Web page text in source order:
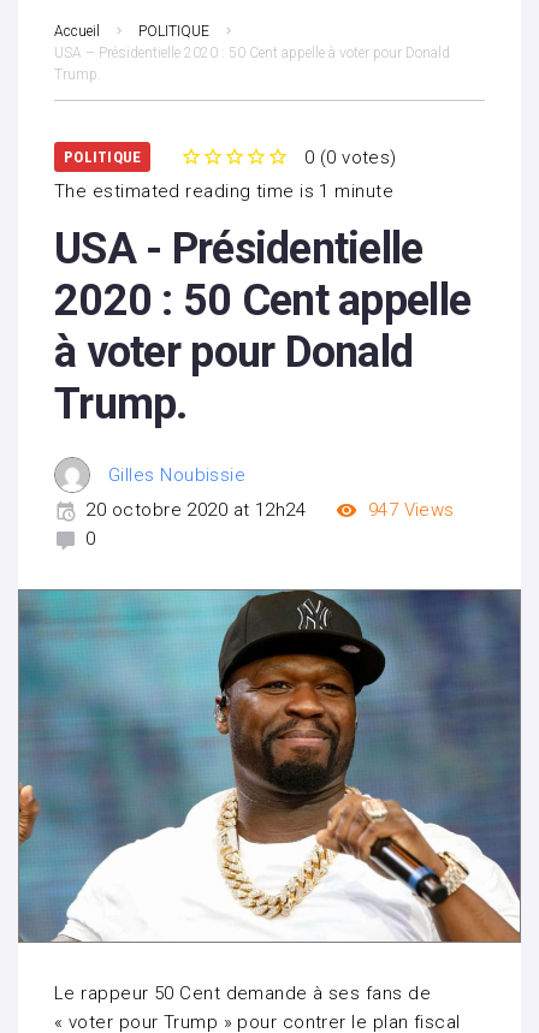
Accueil
POLITIQUE
USA – Présidentielle 2020 : 50 Cent appelle à voter pour Donald
Trump.
POLITIQUE 0 (0 votes)
The estimated reading time is 1 minute
USA - Présidentielle
2020 : 50 Cent appelle
à voter pour Donald
Trump.
Gilles Noubissie
20 octobre 2020 at 12h24
947 Views
0
Le rappeur 50 Cent demande à ses fans de
« voter pour Trump » pour contrer le plan fiscal